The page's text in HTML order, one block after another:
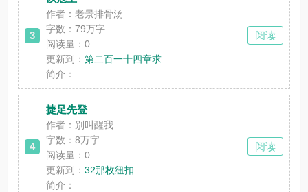
3
作者：老景排骨汤
字数：79万字
阅读量：0
更新到：第二百一十四章求
简介：
阅读
4
捷足先登
作者：别叫醒我
字数：8万字
阅读量：0
更新到：32那枚纽扣
简介：
阅读